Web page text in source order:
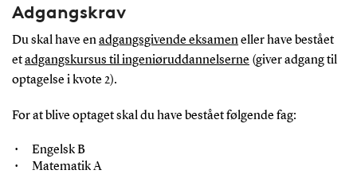
Adgangskrav
Du skal have enadgangsgivende eksameneller have bestået
etadgangskursus til ingeniøruddannelserne (giver adgang til
optagelse i kvote 2).
For at blive optaget skal du have bestået følgende fag:
Engelsk B
Matematik A